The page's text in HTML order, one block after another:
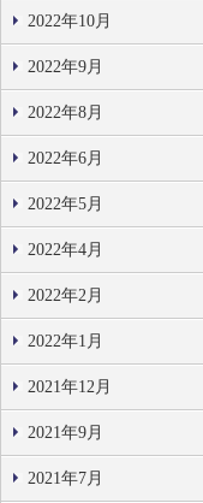
2022年10月
2022年9月
2022年8月
2022年6月
2022年5月
2022年4月
2022年2月
2022年1月
2021年12月
2021年9月
2021年7月